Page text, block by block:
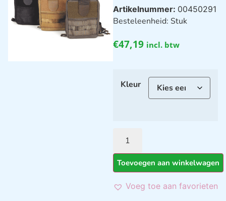
Artikelnummer: 00450291
Besteleenheid: Stuk
€47,19 incl. btw
Kleur
Toevoegen aan winkelwagen
Voeg toe aan favorieten